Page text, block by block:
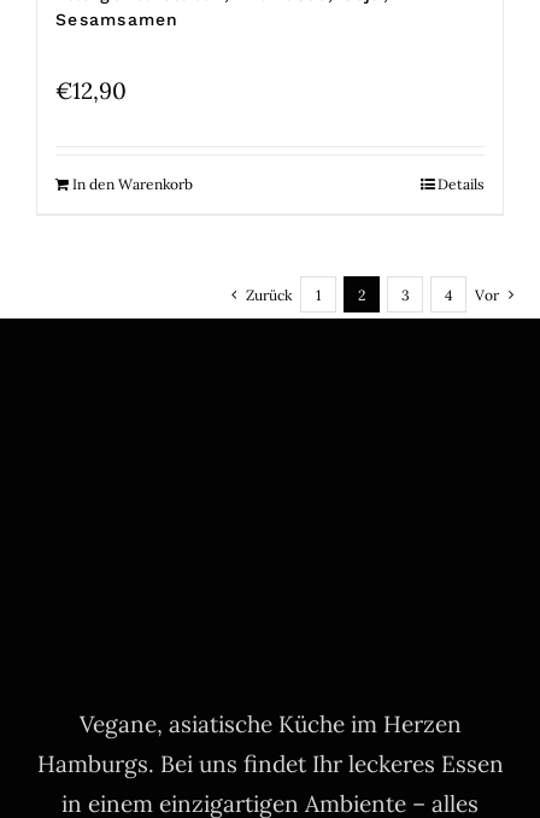
Sesamsamen
€12,90
In den Warenkorb Details
Zurück 1 2 3 4 Vor
Vegane, asiatische Küche im Herzen
Hamburgs. Bei uns findet Ihr leckeres Essen
in einem einzigartigen Ambiente – alles